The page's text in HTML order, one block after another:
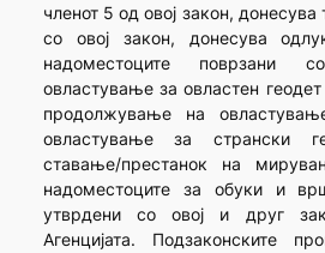
членот 5 од овој закон,
со овој закон, донесува
надоместоците поврзани
овластување за овластен
продолжување на
овластување за странски
ставање/престанок на
надоместоците за обуки и
утврдени со овој и друг
Агенцијата. Подзаконските